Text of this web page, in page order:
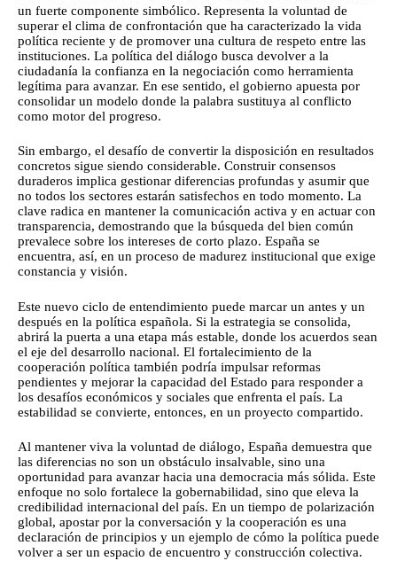
un fuerte componente simbólico. Representa la voluntad de
superar el clima de confrontación que ha caracterizado la vida
política reciente y de promover una cultura de respeto entre las
instituciones. La política del diálogo busca devolver a la
ciudadanía la confianza en la negociación como herramienta
legítima para avanzar. En ese sentido, el gobierno apuesta por
consolidar un modelo donde la palabra sustituya al conflicto
como motor del progreso.
Sin embargo, el desafío de convertir la disposición en resultados
concretos sigue siendo considerable. Construir consensos
duraderos implica gestionar diferencias profundas y asumir que
no todos los sectores estarán satisfechos en todo momento. La
clave radica en mantener la comunicación activa y en actuar con
transparencia, demostrando que la búsqueda del bien común
prevalece sobre los intereses de corto plazo. España se
encuentra, así, en un proceso de madurez institucional que exige
constancia y visión.
Este nuevo ciclo de entendimiento puede marcar un antes y un
después en la política española. Si la estrategia se consolida,
abrirá la puerta a una etapa más estable, donde los acuerdos sean
el eje del desarrollo nacional. El fortalecimiento de la
cooperación política también podría impulsar reformas
pendientes y mejorar la capacidad del Estado para responder a
los desafíos económicos y sociales que enfrenta el país. La
estabilidad se convierte, entonces, en un proyecto compartido.
Al mantener viva la voluntad de diálogo, España demuestra que
las diferencias no son un obstáculo insalvable, sino una
oportunidad para avanzar hacia una democracia más sólida. Este
enfoque no solo fortalece la gobernabilidad, sino que eleva la
credibilidad internacional del país. En un tiempo de polarización
global, apostar por la conversación y la cooperación es una
declaración de principios y un ejemplo de cómo la política puede
volver a ser un espacio de encuentro y construcción colectiva.